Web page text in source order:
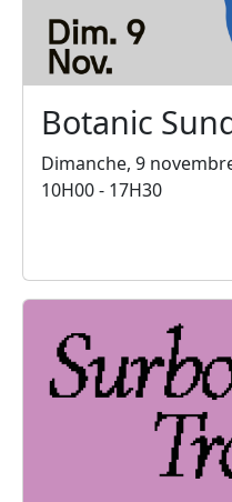
Botanic
Dimanche, 9
10H00 - 17H30